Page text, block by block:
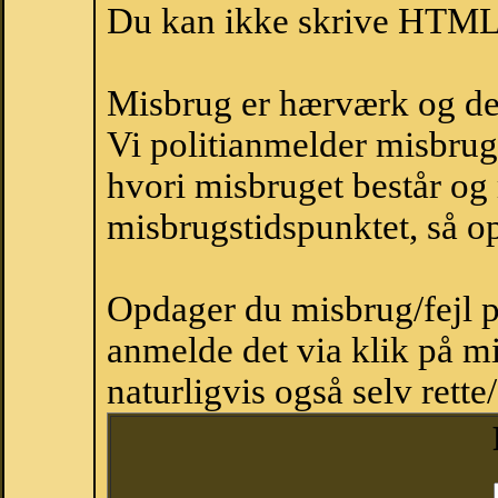
Du kan ikke skrive
Misbrug er hærværk og
Vi politianmelder
hvori misbruget består
misbrugstidspunktet, så
Opdager du misbrug/fejl
anmelde det via klik på
naturligvis også selv